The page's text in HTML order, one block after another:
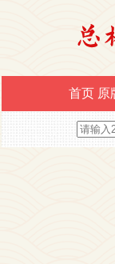
首页 原